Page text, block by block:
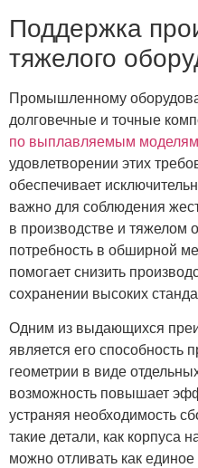
Поддержка
тяжелого
Промышленному
долговечные и точные
по выплавляемым моделям
удовлетворении этих
обеспечивает
важно для соблюдения
в производстве и тяжелом
потребность в обширной
помогает снизить
сохранении высоких
Одним из выдающихся
является его способность
геометрии в виде
возможность повышает
устраняя необходимость
такие детали, как корпуса
можно отливать как